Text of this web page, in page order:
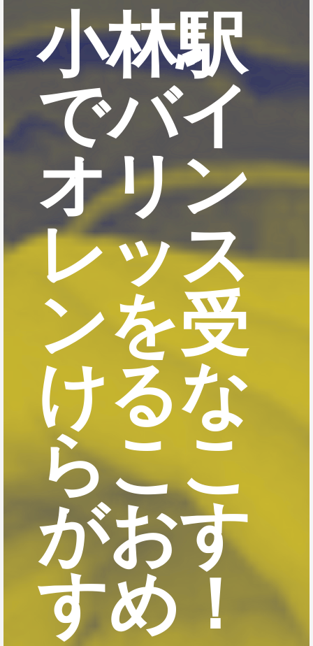
小林駅
でバイ
オリン
レッス
ンを受
けるな
らここ
がおす
すめ！